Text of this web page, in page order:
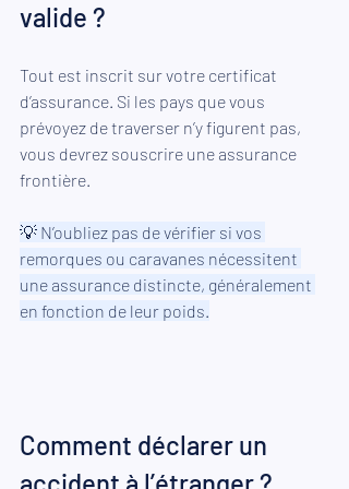
valide ?
Tout est inscrit sur votre certificat
d’assurance. Si les pays que vous
prévoyez de traverser n’y figurent pas,
vous devrez souscrire une assurance
frontière.
💡 N’oubliez pas de vérifier si vos
remorques ou caravanes nécessitent
une assurance distincte, généralement
en fonction de leur poids.
Comment déclarer un